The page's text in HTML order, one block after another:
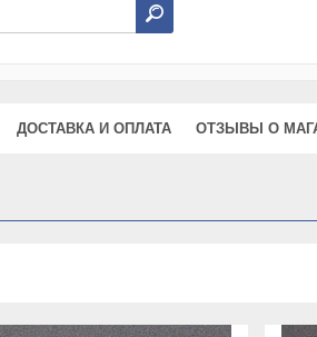
ДОСТАВКА И ОПЛАТА ОТЗЫВЫ О